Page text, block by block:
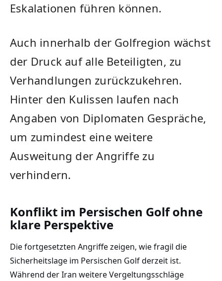
Eskalationen führen können.
Auch innerhalb der Golfregion wächst
der Druck auf alle Beteiligten, zu
Verhandlungen zurückzukehren.
Hinter den Kulissen laufen nach
Angaben von Diplomaten Gespräche,
um zumindest eine weitere
Ausweitung der Angriffe zu
verhindern.
Konflikt im Persischen Golf ohne
klare Perspektive
Die fortgesetzten Angriffe zeigen, wie fragil die
Sicherheitslage im Persischen Golf derzeit ist.
Während der Iran weitere Vergeltungsschläge